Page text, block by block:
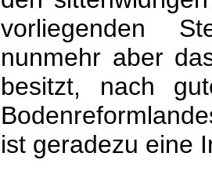
vorliegenden
nunmehr aber
besitzt, nach
ist geradezu eine